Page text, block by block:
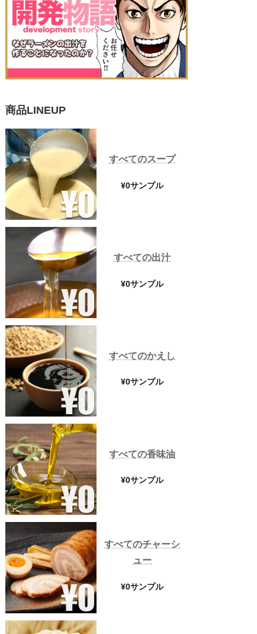
商品LINEUP
すべてのスープ
¥0サンプル
すべての出汁
¥0サンプル
すべてのかえし
¥0サンプル
すべての香味油
¥0サンプル
すべてのチャーシ
ュー
¥0サンプル